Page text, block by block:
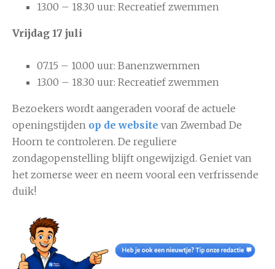
13.00 – 18.30 uur: Recreatief zwemmen
Vrijdag 17 juli
07.15 – 10.00 uur: Banenzwemmen
13.00 – 18.30 uur: Recreatief zwemmen
Bezoekers wordt aangeraden vooraf de actuele
openingstijden op de website van Zwembad De
Hoorn te controleren. De reguliere
zondagopenstelling blijft ongewijzigd. Geniet van
het zomerse weer en neem vooral een verfrissende
duik!